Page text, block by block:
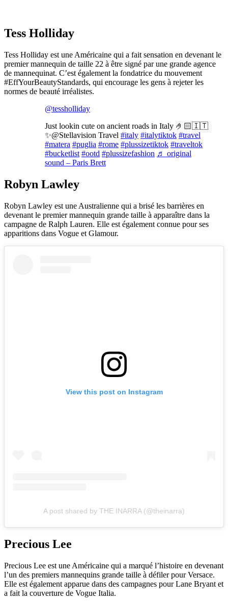
Tess Holliday
Tess Holliday est une Américaine qui a fait sensation en devenant le
premier mannequin de taille 22 à être signé par une grande agence
de mannequinat. C’est également la fondatrice du mouvement
#EffYourBeautyStandards, qui encourage les gens à rejeter les
normes de beauté irréalistes.
@tessholliday
Just lookin cute on ancient roads in Italy 🤌🏻🇮🇹
✨@Stellavision Travel #italy #italytiktok #travel
#matera #puglia #rome #plussizetiktok #traveltok
#bucketlist #ootd #plussizefashion ♬ original
sound – Paris Brett
Robyn Lawley
Robyn Lawley est une Australienne qui a brisé les barrières en
devenant le premier mannequin grande taille à apparaître dans la
campagne de Ralph Lauren. Elle est également connue pour ses
apparitions dans Vogue et Glamour.
View this post on Instagram
A post shared by THE INARRA (@theinarra)
Precious Lee
Precious Lee est une Américaine qui a marqué l’histoire en devenant
l’un des premiers mannequins grande taille à défiler pour Versace.
Elle est également apparue dans des campagnes pour Lane Bryant et
a fait la couverture de Vogue Italia.